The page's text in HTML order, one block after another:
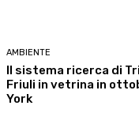
AMBIENTE
Il sistema ricerca di
Friuli in vetrina in
York